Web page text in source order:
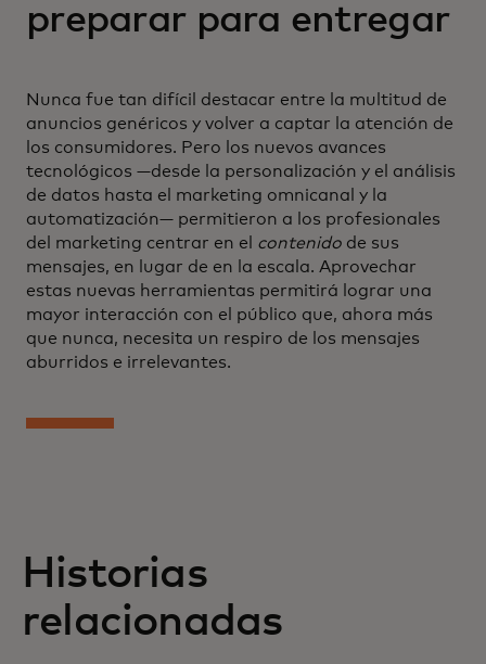
preparar para entregar
Nunca fue tan difícil destacar entre la multitud de
anuncios genéricos y volver a captar la atención de
los consumidores. Pero los nuevos avances
tecnológicos —desde la personalización y el análisis
de datos hasta el marketing omnicanal y la
automatización— permitieron a los profesionales
del marketing centrar en el contenido de sus
mensajes, en lugar de en la escala. Aprovechar
estas nuevas herramientas permitirá lograr una
mayor interacción con el público que, ahora más
que nunca, necesita un respiro de los mensajes
aburridos e irrelevantes.
Historias
relacionadas